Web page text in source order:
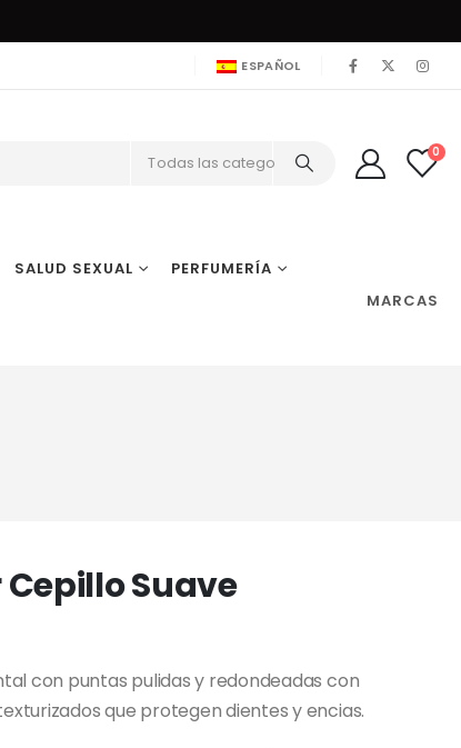
ESPAÑOL
Todas las categorías
0
SALUD SEXUAL PERFUMERÍA
MARCAS
Cepillo Suave
con puntas pulidas y redondeadas con
que protegen dientes y encias.